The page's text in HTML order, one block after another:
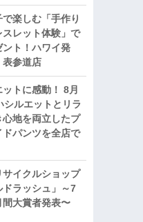
で楽しむ「手作り
レット体験」で
ト！ハワイ発
表参道店
トに感動！ 8月
シルエットとリラ
地を両立したプ
パンツを全店で
イクルショップ
ドラッシュ」～7
間大賞者発表〜